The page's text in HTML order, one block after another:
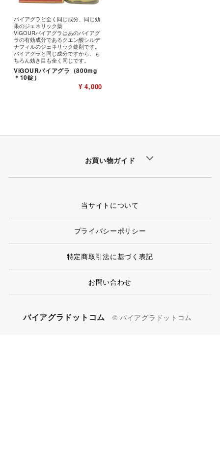
バイアグラと全く同じ成分、同じ効
果のジェネリック薬
VIGOURバイアグラはあのバイアグ
ラの有効成分であるクエン酸シルデ
ナフィルのジェネリック錠剤です。
バイアグラと同じ成分ですから、も
ちろん効き目も全く同じです。
VIGOURバイアグラ（800mg
＊10錠）
¥ 4,000
お買い物ガイド
当サイトについて
プライバシーポリシー
特定商取引法に基づく表記
お問い合わせ
バイアグラドットコム © バイアグラドットコム